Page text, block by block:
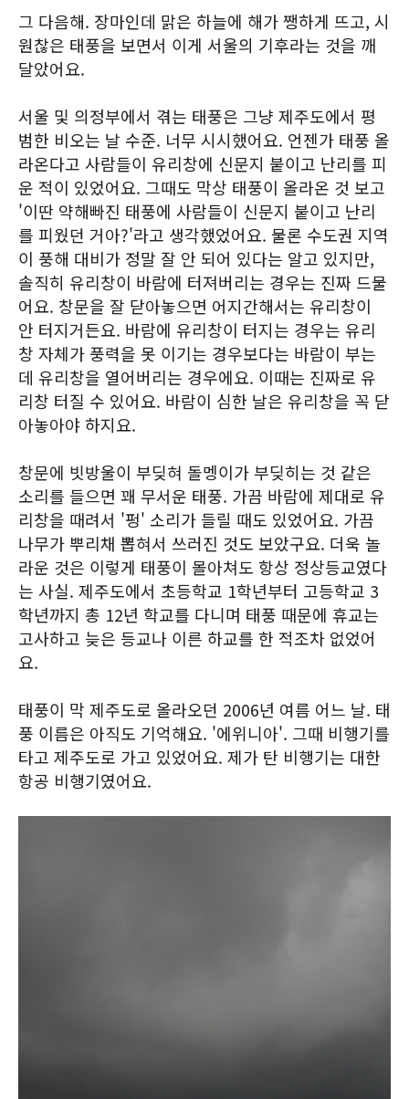
그 다음해. 장마인데 맑은 하늘에 해가 쨍하게 뜨고, 시
원찮은 태풍을 보면서 이게 서울의 기후라는 것을 깨
달았어요.
서울 및 의정부에서 겪는 태풍은 그냥 제주도에서 평
범한 비오는 날 수준. 너무 시시했어요. 언젠가 태풍 올
라온다고 사람들이 유리창에 신문지 붙이고 난리를 피
운 적이 있었어요. 그때도 막상 태풍이 올라온 것 보고
'이딴 약해빠진 태풍에 사람들이 신문지 붙이고 난리
를 피웠던 거아?'라고 생각했었어요. 물론 수도권 지역
이 풍해 대비가 정말 잘 안 되어 있다는 알고 있지만,
솔직히 유리창이 바람에 터져버리는 경우는 진짜 드물
어요. 창문을 잘 닫아놓으면 어지간해서는 유리창이
안 터지거든요. 바람에 유리창이 터지는 경우는 유리
창 자체가 풍력을 못 이기는 경우보다는 바람이 부는
데 유리창을 열어버리는 경우에요. 이때는 진짜로 유
리창 터질 수 있어요. 바람이 심한 날은 유리창을 꼭 닫
아놓아야 하지요.
창문에 빗방울이 부딪혀 돌멩이가 부딪히는 것 같은
소리를 들으면 꽤 무서운 태풍. 가끔 바람에 제대로 유
리창을 때려서 '펑' 소리가 들릴 때도 있었어요. 가끔
나무가 뿌리채 뽑혀서 쓰러진 것도 보았구요. 더욱 놀
라운 것은 이렇게 태풍이 몰아쳐도 항상 정상등교였다
는 사실. 제주도에서 초등학교 1학년부터 고등학교 3
학년까지 총 12년 학교를 다니며 태풍 때문에 휴교는
고사하고 늦은 등교나 이른 하교를 한 적조차 없었어
요.
태풍이 막 제주도로 올라오던 2006년 여름 어느 날. 태
풍 이름은 아직도 기억해요. '에위니아'. 그때 비행기를
타고 제주도로 가고 있었어요. 제가 탄 비행기는 대한
항공 비행기였어요.